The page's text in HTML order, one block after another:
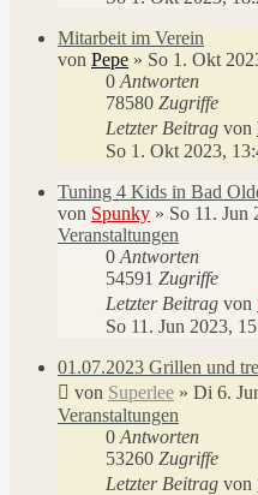
Mitarbeit im Verein
von Pepe » So 1. Okt
0 Antworten
78580 Zugriffe
Letzter Beitrag von
So 1. Okt 2023,
Tuning 4 Kids in Bad
von Spunky » So 11. Jun
Veranstaltungen
0 Antworten
54591 Zugriffe
Letzter Beitrag von
So 11. Jun 2023,
01.07.2023 Grillen und
von Superlee » Di 6.
Veranstaltungen
0 Antworten
53260 Zugriffe
Letzter Beitrag von